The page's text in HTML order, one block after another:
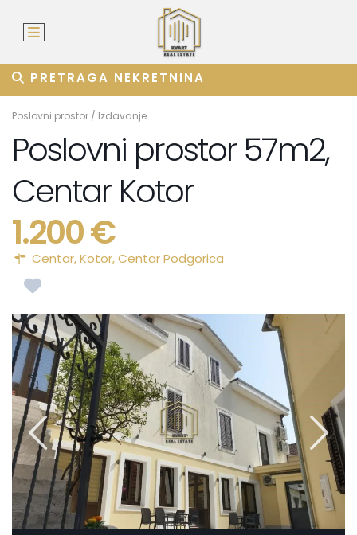
PRETRAGA NEKRETNINA
Poslovni prostor / Izdavanje
Poslovni prostor 57m2,
Centar Kotor
1.200 €
Centar,Kotor,Centar Podgorica